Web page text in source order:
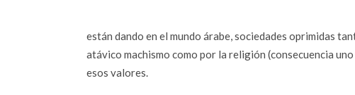
están dando en el mundo árabe, sociedades oprimidas
atávico machismo como por la religión (consecuencia
esos valores.